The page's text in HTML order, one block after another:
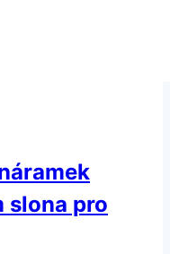
slona pro